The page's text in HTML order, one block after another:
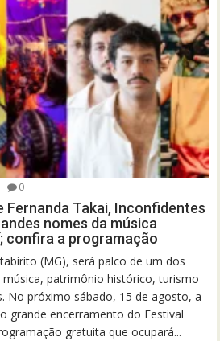
0
Fernanda Takai, Inconfidentes
nomes da música
confira a programação
(MG), será palco de um dos
patrimônio histórico, turismo
No próximo sábado, 15 de agosto, a
grande encerramento do Festival
gratuita que ocupará...